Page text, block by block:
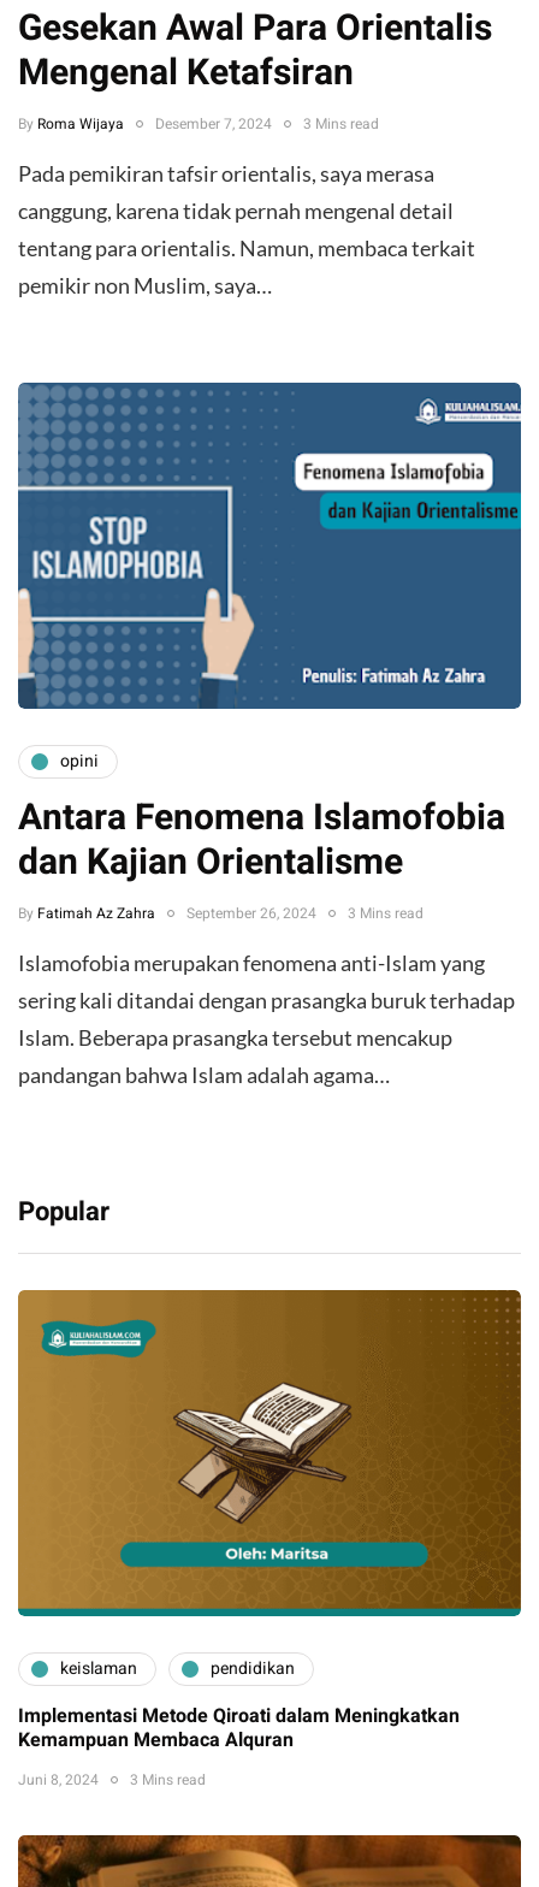
Gesekan Awal Para Orientalis
Mengenal Ketafsiran
By Roma Wijaya Desember 7, 2024 3 Mins read
Pada pemikiran tafsir orientalis, saya merasa
canggung, karena tidak pernah mengenal detail
tentang para orientalis. Namun, membaca terkait
pemikir non Muslim, saya…
opini
Antara Fenomena Islamofobia
dan Kajian Orientalisme
By Fatimah Az Zahra September 26, 2024 3 Mins read
Islamofobia merupakan fenomena anti-Islam yang
sering kali ditandai dengan prasangka buruk terhadap
Islam. Beberapa prasangka tersebut mencakup
pandangan bahwa Islam adalah agama…
Popular
keislaman pendidikan
Implementasi Metode Qiroati dalam Meningkatkan
Kemampuan Membaca Alquran
Juni 8, 2024 3 Mins read